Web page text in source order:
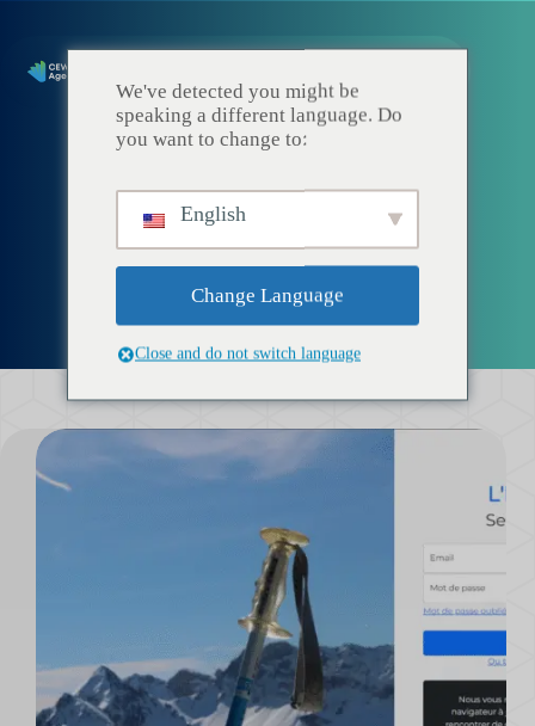
News
We've detected you might be
speaking a different language. Do
you want to change to:
English
Change Language
Close and do not switch language